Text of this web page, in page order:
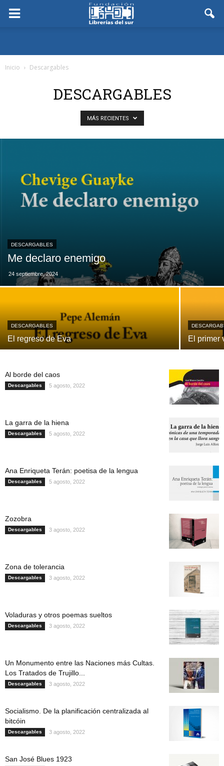
Inicio Descargables
DESCARGABLES
MÁS RECIENTES
DESCARGABLES
Me declaro enemigo
24 septiembre, 2024
DESCARGABLES
El regreso de Eva El primer
Al borde del caos
Descargables 5 agosto, 2022
La garra de la hiena
Descargables 5 agosto, 2022
Ana Enriqueta Terán: poetisa de la lengua
Descargables 5 agosto, 2022
Zozobra
Descargables 3 agosto, 2022
Zona de tolerancia
Descargables 3 agosto, 2022
Voladuras y otros poemas sueltos
Descargables 3 agosto, 2022
Un Monumento entre las Naciones más Cultas.
Los Tratados de Trujillo...
Descargables 3 agosto, 2022
Socialismo. De la planificación centralizada al
bitcóin
Descargables 3 agosto, 2022
San José Blues 1923